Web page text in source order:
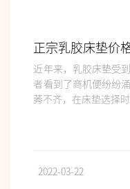
正宗乳胶床垫价
近年来，乳胶床垫受
者看到了商机便纷纷
莠不齐，在床垫选择
2022-03-22